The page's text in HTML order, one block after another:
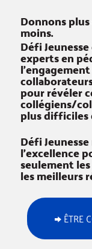
Donnons
moins.
Défi
experts en
pour révéler
collégiens/
plus difficiles
Défi
l’excellence
seulement
les meilleurs
ÊTRE